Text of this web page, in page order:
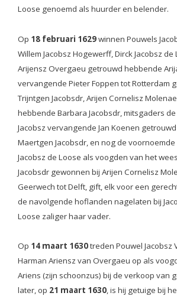
Loose genoemd als huurder en belender.
Op 18 februari 1629winnen Pouwels
Willem Jacobsz Hogewerff, Dirck Jacobsz de
Arijensz Overgaeu getrouwd hebbende
vervangende Pieter Foppen tot Rotterdam
Trijntgen Jacobsdr, Arijen Cornelisz
hebbende Barbara Jacobsdr, mitsgaders
Jacobsz vervangende Jan Koenen
Maertgen Jacobsdr, en nog de voornoemde
Jacobsz de Loose als voogden van het
Jacobsdr gewonnen bij Arijen Cornelisz
Geerwech tot Delft, gift, elk voor een
de navolgende hoflanden nagelaten bij
Loose zaliger haar vader.
Op 14 maart 1630treden Pouwel Jacobsz
Harman Ariensz van Overgaeu op als
Ariens (zijn schoonzus) bij de verkoop van
later, op 21 maart 1630, is hij getuige bij